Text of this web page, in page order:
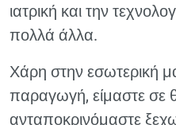
ιατρική και την
πολλά άλλα.
Χάρη στην εσωτερική
παραγωγή, είμαστε σε
ανταποκρινόμαστε